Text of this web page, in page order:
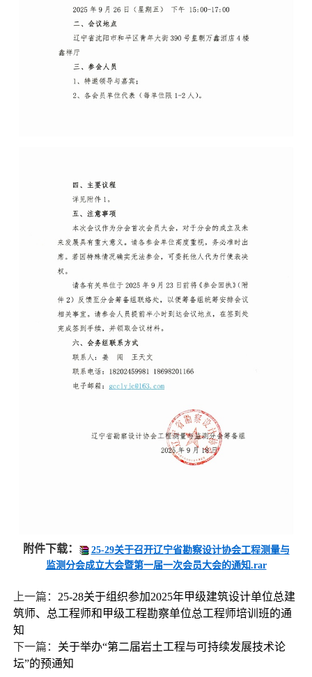
附件下载：
25-29关于召开辽宁省勘察设计协会工程测量与
监测分会成立大会暨第一届一次会员大会的通知.rar
上一篇： 25-28关于组织参加2025年甲级建筑设计单位总建
筑师、总工程师和甲级工程勘察单位总工程师培训班的通
知
下一篇： 关于举办“第二届岩土工程与可持续发展技术论
坛”的预通知